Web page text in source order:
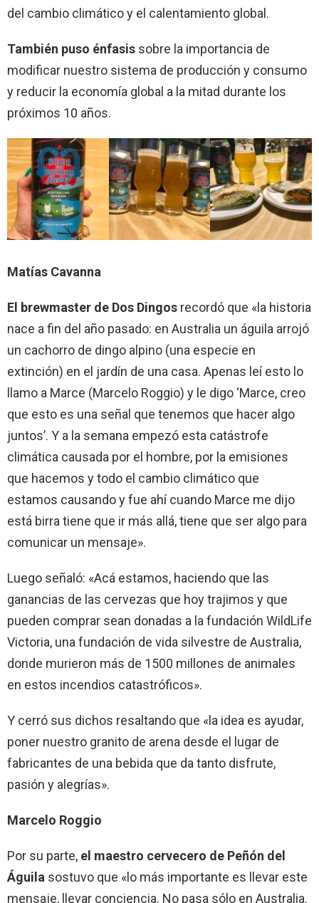
del cambio climático y el calentamiento global.
También puso énfasis sobre la importancia de
modificar nuestro sistema de producción y consumo
y reducir la economía global a la mitad durante los
próximos 10 años.
Matías Cavanna
El brewmaster de Dos Dingos recordó que «la historia
nace a fin del año pasado: en Australia un águila arrojó
un cachorro de dingo alpino (una especie en
extinción) en el jardín de una casa. Apenas leí esto lo
llamo a Marce (Marcelo Roggio) y le digo ‘Marce, creo
que esto es una señal que tenemos que hacer algo
juntos’. Y a la semana empezó esta catástrofe
climática causada por el hombre, por la emisiones
que hacemos y todo el cambio climático que
estamos causando y fue ahí cuando Marce me dijo
está birra tiene que ir más allá, tiene que ser algo para
comunicar un mensaje».
Luego señaló: «Acá estamos, haciendo que las
ganancias de las cervezas que hoy trajimos y que
pueden comprar sean donadas a la fundación WildLife
Victoria, una fundación de vida silvestre de Australia,
donde murieron más de 1500 millones de animales
en estos incendios catastróficos».
Y cerró sus dichos resaltando que «la idea es ayudar,
poner nuestro granito de arena desde el lugar de
fabricantes de una bebida que da tanto disfrute,
pasión y alegrías».
Marcelo Roggio
Por su parte, el maestro cervecero de Peñón del
Águila sostuvo que «lo más importante es llevar este
mensaje, llevar conciencia. No pasa sólo en Australia.